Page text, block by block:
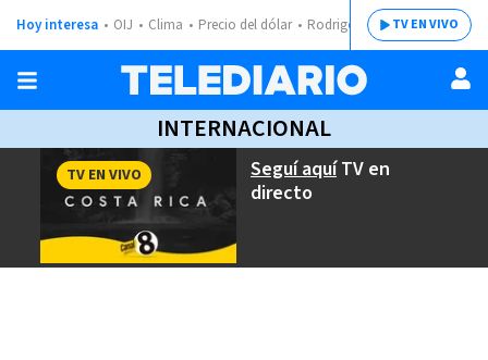
Hoy interesa OIJ Clima Precio del dólar Rodrigo ChavesTV EN VIVO
INTERNACIONAL
Seguí aquíTV en
directo
TV EN VIVO